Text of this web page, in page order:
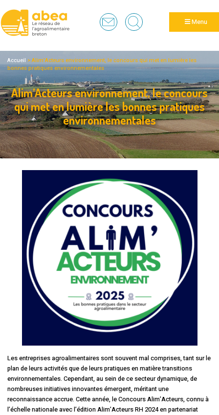
Menu
Accueil >Alim’Acteurs environnement, le concours qui met en lumière les
bonnes pratiques environnementales
Alim’Acteurs environnement, le concours
qui met en lumière les bonnes pratiques
environnementales
Les entreprises agroalimentaires sont souvent mal comprises, tant sur le
plan de leurs activités que de leurs pratiques en matière transitions
environnementales. Cependant, au sein de ce secteur dynamique, de
nombreuses initiatives innovantes émergent, méritant une
reconnaissance accrue. Cette année, le Concours Alim’Acteurs, connu à
l’échelle nationale avec l’édition Alim’Acteurs RH 2024 en partenariat